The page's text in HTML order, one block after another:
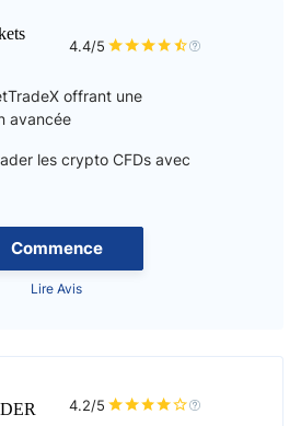
Commence
Lire Avis
4.4/5
offrant une
avancée
les crypto CFDs avec
4.2/5